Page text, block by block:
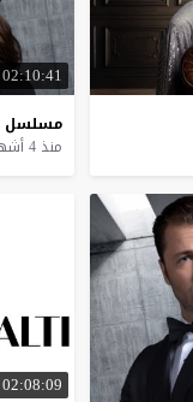
02:10:41
مسلسل
منذ 4 أشهر
02:08:09